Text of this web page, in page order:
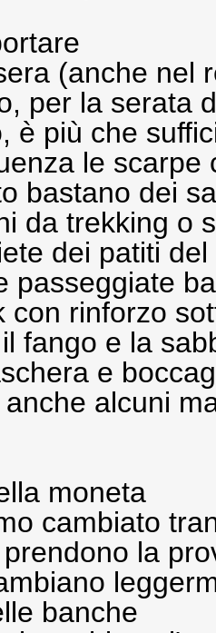
(anche nel
per la serata
è più che
le scarpe
bastano dei
da trekking o
dei patiti
passeggiate
con rinforzo
fango e la
e
alcuni
moneta
cambiato
la
banche